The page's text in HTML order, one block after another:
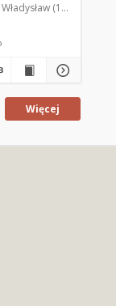
Włodzimierz
(1922-2001).
Więcej